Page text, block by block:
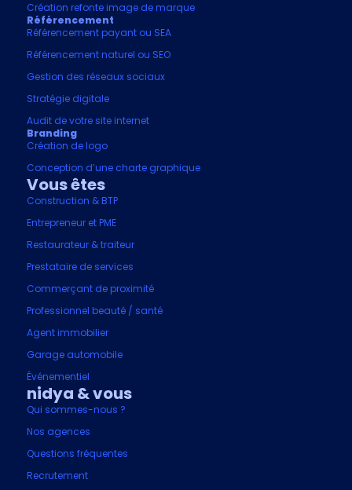
Création refonte image de marque
Référencement
Référencement payant ou SEA
Référencement naturel ou SEO
Gestion des réseaux sociaux
Stratégie digitale
Audit de votre site internet
Branding
Création de logo
Conception d’une charte graphique
Vous êtes
Construction & BTP
Entrepreneur et PME
Restaurateur & traiteur
Prestataire de services
Commerçant de proximité
Professionnel beauté / santé
Agent immobilier
Garage automobile
Événementiel
nidya & vous
Qui sommes-nous ?
Nos agences
Questions fréquentes
Recrutement